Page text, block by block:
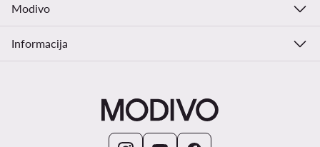
Modivo
Informacija